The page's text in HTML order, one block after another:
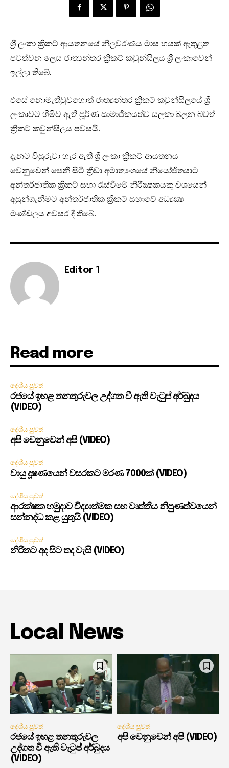
ශ්‍රී ලංකා ක්‍රිකට් ආයතනයේ නිලවරණය මාස හයක් ඇතුළත
පවත්වන ලෙස ජාත්‍යන්තර ක්‍රිකට් කවුන්සිලය ශ්‍රී ලංකාවෙන්
ඉල්ලා තිබේ.
එසේ නොමැතිවුවහොත් ජාත්‍යන්තර ක්‍රිකට් කවුන්සිලයේ ශ්‍රී
ලංකාවට හිමිව ඇති පූර්ණ සාමාජිකයත්ව සලකා බලන බවත්
ක්‍රිකට් කවුන්සිලය පවසයි.
දැනට විසුරුවා හැර ඇති ශ්‍රී ලංකා ක්‍රිකට් ආයතනය
වෙනුවෙන් පෙනී සිටි ක්‍රීඩා අමාත්‍යංශයේ නියෝජිතයාට
අන්තර්ජාතික ක්‍රිකට් සභා රැස්වීමේ නිරීක්‍ෂකයකු වශයෙන්
අසුන්ගැනීමට අන්තර්ජාතික ක්‍රිකට් සභාවේ අධ්‍යක්‍ෂ
මණ්ඩලය අවසර දී තිබේ.
Editor 1
Read more
දේශීය පුවත්
රජයේ ඉහළ තනතුරුවල උද්ගත වී ඇති වැටුප් අර්බුදය
(VIDEO)
දේශීය පුවත්
අපි වෙනුවෙන් අපි (VIDEO)
දේශීය පුවත්
වායු දූෂණයෙන් වසරකට මරණ 7000ක් (VIDEO)
දේශීය පුවත්
ආරක්ෂක හමුදාව විද්‍යාත්මක සහ වෘත්තීය නිපුණත්වයෙන්
සන්නද්ධ කළ යුතුයි (VIDEO)
දේශීය පුවත්
නිරිතට අද සිට තද වැසි (VIDEO)
Local News
දේශීය පුවත්
රජයේ ඉහළ තනතුරුවල
උද්ගත වී ඇති වැටුප් අර්බුදය
(VIDEO)
දේශීය පුවත්
අපි වෙනුවෙන් අපි (VIDEO)